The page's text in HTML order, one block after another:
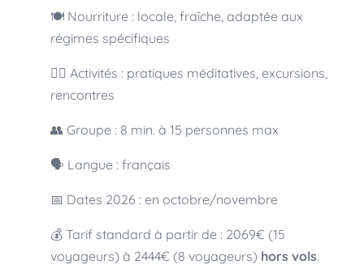
🍽 Nourriture : locale, fraîche, adaptée aux
régimes spécifiques
🧘‍♀️ Activités : pratiques méditatives, excursions,
rencontres
👥 Groupe : 8 min. à 15 personnes max
🗣 Langue : français
📅 Dates 2026 : en octobre/novembre
💰 Tarif standard à partir de : 2069€ (15
voyageurs) à 2444€ (8 voyageurs) hors vols.